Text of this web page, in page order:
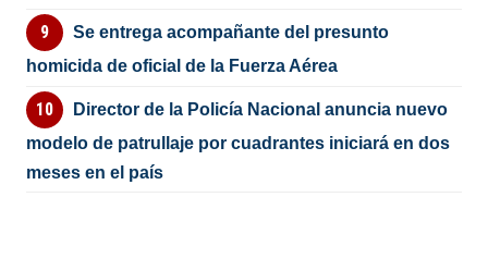
Se entrega acompañante del presunto
homicida de oficial de la Fuerza Aérea
Director de la Policía Nacional anuncia nuevo
modelo de patrullaje por cuadrantes iniciará en dos
meses en el país